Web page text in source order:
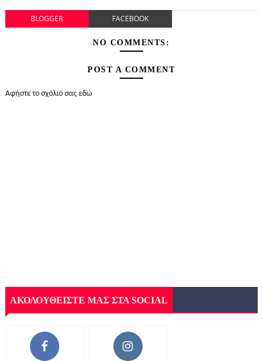
BLOGGER FACEBOOK
NO COMMENTS:
POST A COMMENT
Αφήστε το σχόλιό σας εδώ
ΑΚΟΛΟΥΘΕΙΣΤΕ ΜΑΣ ΣΤΑ SOCIAL